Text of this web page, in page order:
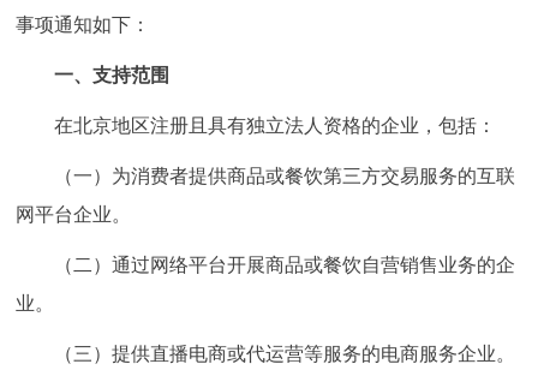
政民互动
12345网上接诉即办
在线访谈
走进北京
绿色北京 图说北京 视频北京
事项通知如下：
一、支持范围
在北京地区注册且具有独立法人资格的企业，包括：
（一）为消费者提供商品或餐饮第三方交易服务的互联
网平台企业。
（二）通过网络平台开展商品或餐饮自营销售业务的企
业。
（三）提供直播电商或代运营等服务的电商服务企业。